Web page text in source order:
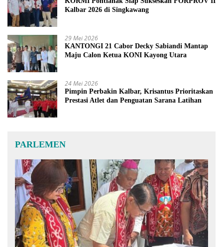
Kalbar 2026 di Singkawang
29 Mei 2026
KANTONGI 21 Cabor Decky Sabiandi Mantap
Maju Calon Ketua KONI Kayong Utara
24 Mei 2026
Pimpin Perbakin Kalbar, Krisantus Prioritaskan
Prestasi Atlet dan Penguatan Sarana Latihan
PARLEMEN